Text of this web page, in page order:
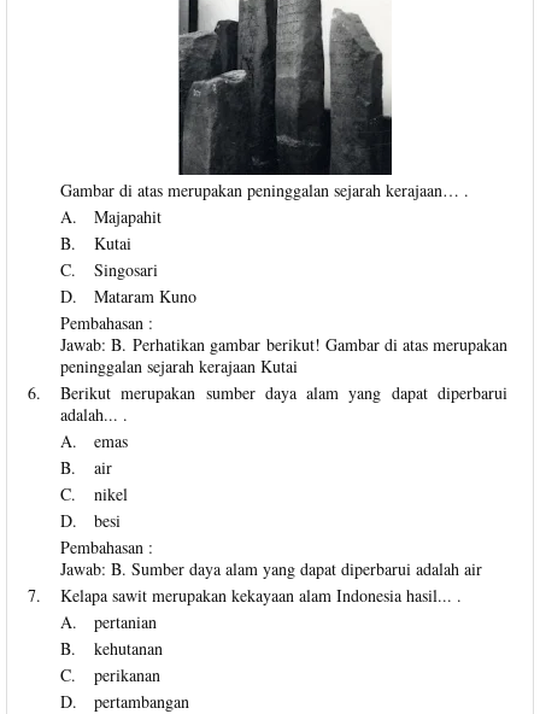
Gambar di atas merupakan peninggalan sejarah kerajaan… .
A.
Majapahit
B.
Kutai
C.
Singosari
D.
Mataram Kuno
Pembahasan :
Jawab: B. Perhatikan gambar berikut! Gambar di atas merupakan
peninggalan sejarah kerajaan Kutai
6.
Berikut merupakan sumber daya alam yang dapat diperbarui
adalah... .
A.
emas
B.
air
C.
nikel
D.
besi
Pembahasan :
Jawab: B. Sumber daya alam yang dapat diperbarui adalah air
7.
Kelapa sawit merupakan kekayaan alam Indonesia hasil... .
A.
pertanian
B.
kehutanan
C.
perikanan
D.
pertambangan